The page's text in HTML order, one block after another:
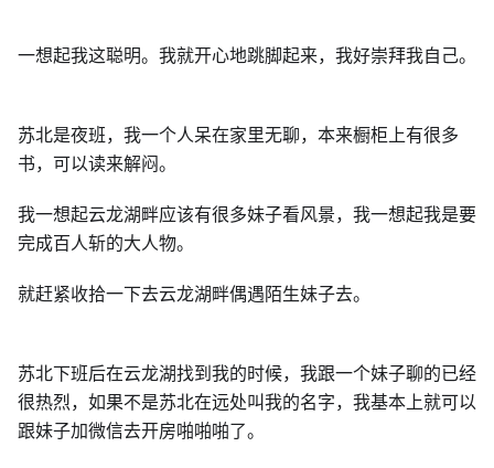
一想起我这聪明。我就开心地跳脚起来，我好崇拜我自己。
苏北是夜班，我一个人呆在家里无聊，本来橱柜上有很多
书，可以读来解闷。
我一想起云龙湖畔应该有很多妹子看风景，我一想起我是要
完成百人斩的大人物。
就赶紧收拾一下去云龙湖畔偶遇陌生妹子去。
苏北下班后在云龙湖找到我的时候，我跟一个妹子聊的已经
很热烈，如果不是苏北在远处叫我的名字，我基本上就可以
跟妹子加微信去开房啪啪啪了。